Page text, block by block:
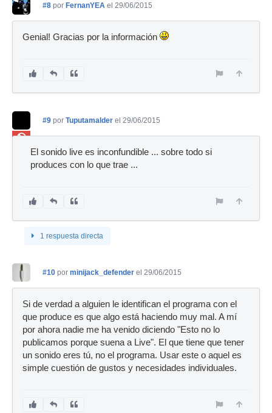
#8 por FernanYEA el 29/06/2015
Genial! Gracias por la información
#9 por Tuputamalder el 29/06/2015
El sonido live es inconfundible ... sobre todo si
produces con lo que trae ...
1 respuesta directa
#10 por minijack_defender el 29/06/2015
Si de verdad a alguien le identifican el programa con el
que produce es que algo está haciendo muy mal. A mí
por ahora nadie me ha venido diciendo "Esto no lo
publicamos porque suena a Live". El que tiene que tener
un sonido eres tú, no el programa. Usar este o aquel es
simple cuestión de gustos y necesidades individuales.